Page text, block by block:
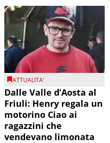
ATTUALITA'
Dalle Valle d’Aosta al
Friuli: Henry regala un
motorino Ciao ai
ragazzini che
vendevano limonata